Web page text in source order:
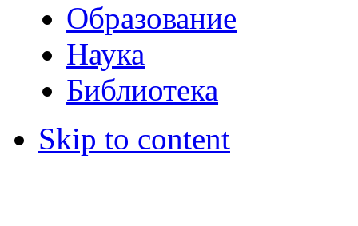
Образование
Наука
Библиотека
Skip to content